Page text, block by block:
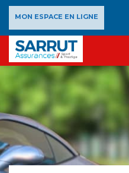
MON ESPACE EN LIGNE